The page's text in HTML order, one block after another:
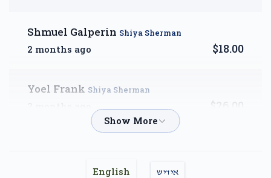
Shmuel Galperin Shiya Sherman
2 months ago $18.00
Yoel Frank Shiya Sherman
$26.00
English אידיש